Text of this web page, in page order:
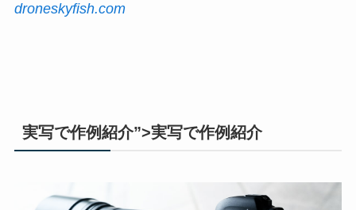
droneskyfish.com
実写で作例紹介”>実写で作例紹介